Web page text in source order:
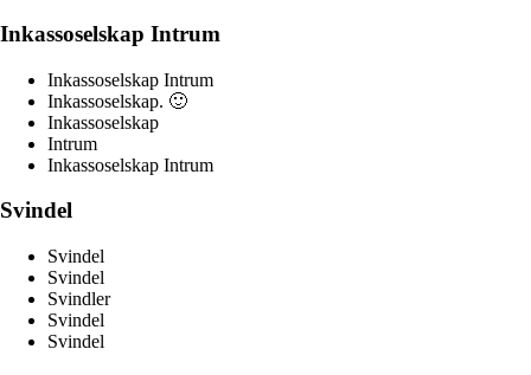
Inkassoselskap Intrum
Inkassoselskap Intrum
Inkassoselskap. 🙂
Inkassoselskap
Intrum
Inkassoselskap Intrum
Svindel
Svindel
Svindel
Svindler
Svindel
Svindel